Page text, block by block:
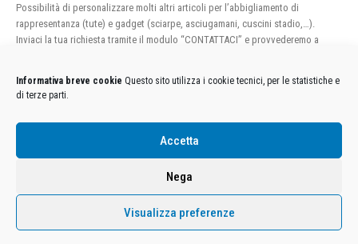
Informativa breve cookie Questo sito utilizza i cookie tecnici, per le statistiche e
di terze parti.
Accetta
Nega
Visualizza preferenze
Possibilità di personalizzare molti altri articoli per l’abbigliamento di
rappresentanza (tute) e gadget (sciarpe, asciugamani, cuscini stadio,…).
Inviaci la tua richiesta tramite il modulo “CONTATTACI” e provvederemo a
Condizioni Generali di Utilizzo-Cookies-Privacy
Euro 12.500.000 i.v. - C.F. e Iscr. Reg. Imp. Monza e Brianza 02137480964 - R.E.A. MB-1370021 -
P.IVA. 11005760159 - Direzione e coordinamento art. 2497 C.C. DECATHLON SA, Villeneuve